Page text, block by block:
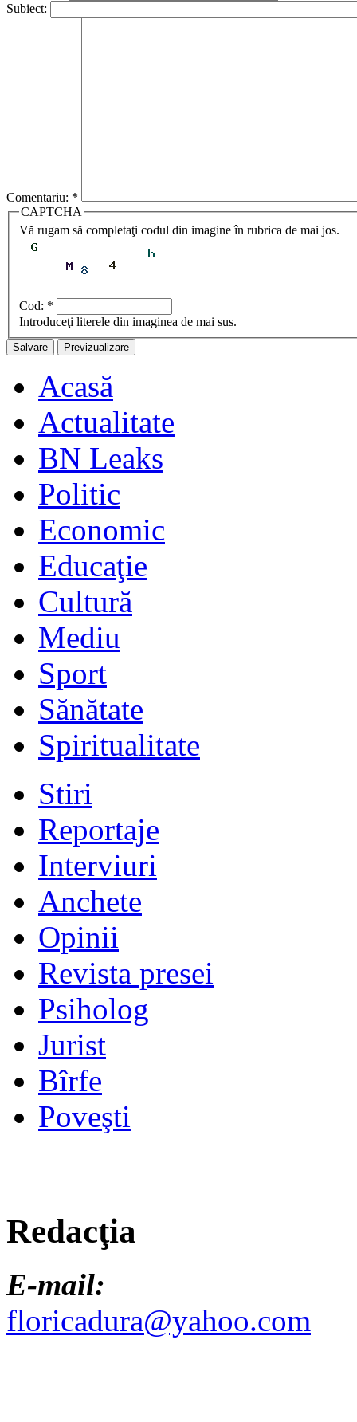
Subiect:
Comentariu: *
CAPTCHA
Vă rugam să completaţi codul din imagine în rubrica de mai jos.
Cod: *
Introduceţi literele din imaginea de mai sus.
Acasă
Actualitate
BN Leaks
Politic
Economic
Educaţie
Cultură
Mediu
Sport
Sănătate
Spiritualitate
Stiri
Reportaje
Interviuri
Anchete
Opinii
Revista presei
Psiholog
Jurist
Bîrfe
Poveşti
Redacţia
E-mail:
floricadura@yahoo.com